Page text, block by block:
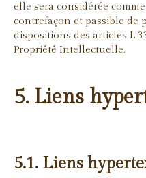
elle sera considérée
contrefaçon et passible de
dispositions des articles
Propriété Intellectuelle.
5. Liens
5.1. Liens